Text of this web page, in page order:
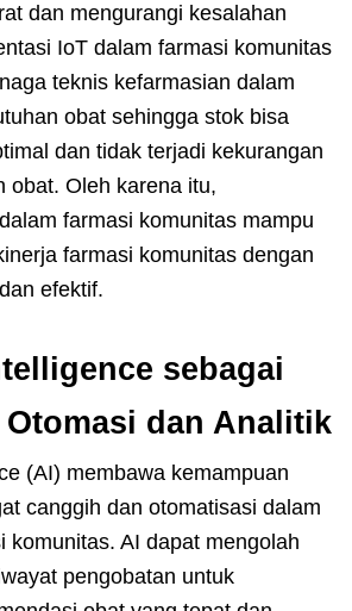
dan mengurangi kesalahan
IoT dalam farmasi komunitas
teknis kefarmasian dalam
obat sehingga stok bisa
dan tidak terjadi kekurangan
obat. Oleh karena itu,
farmasi komunitas mampu
farmasi komunitas dengan
efektif.
sebagai
Otomasi dan Analitik
(AI) membawa kemampuan
canggih dan otomatisasi dalam
komunitas. AI dapat mengolah
pengobatan untuk